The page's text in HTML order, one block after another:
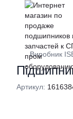
Виробник
Артикул: